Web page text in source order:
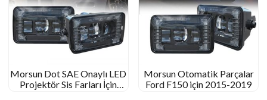
Morsun Dot SAE Onaylı LED
Projektör Sis Farları İçin
Morsun Otomatik Parçalar
Ford F150 için 2015-2019